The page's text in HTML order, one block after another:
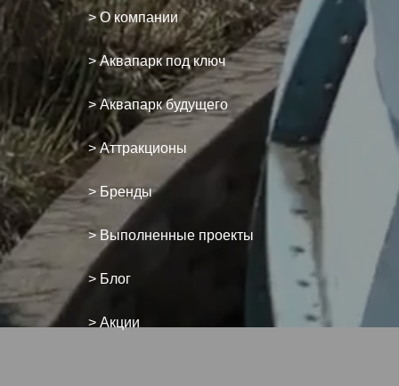
> О компании
> Аквапарк под ключ
> Аквапарк будущего
> Аттракционы
> Бренды
> Выполненные проекты
> Блог
> Акции